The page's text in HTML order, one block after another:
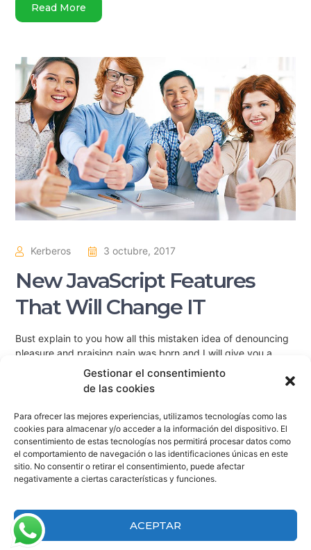
Gestionar el consentimiento
de las cookies
Para ofrecer las mejores experiencias, utilizamos tecnologías como las
cookies para almacenar y/o acceder a la información del dispositivo. El
consentimiento de estas tecnologías nos permitirá procesar datos como
el comportamiento de navegación o las identificaciones únicas en este
sitio. No consentir o retirar el consentimiento, puede afectar
negativamente a ciertas características y funciones.
ACEPTAR
Read More
Kerberos 3 octubre, 2017
New JavaScript Features
That Will Change IT
Bust explain to you how all this mistaken idea of denouncing
pleasure and praising pain was born and I will give you a
complete account of the system and expound the actual
teachings of the great explorer
Read More
Facturación
®2025